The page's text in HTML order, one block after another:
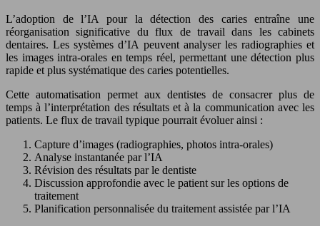
L’adoption de l’IA pour la détection des caries entraîne une
réorganisation significative du flux de travail dans les cabinets
dentaires. Les systèmes d’IA peuvent analyser les radiographies et
les images intra-orales en temps réel, permettant une détection plus
rapide et plus systématique des caries potentielles.
Cette automatisation permet aux dentistes de consacrer plus de
temps à l’interprétation des résultats et à la communication avec les
patients. Le flux de travail typique pourrait évoluer ainsi :
Capture d’images (radiographies, photos intra-orales)
Analyse instantanée par l’IA
Révision des résultats par le dentiste
Discussion approfondie avec le patient sur les options de
traitement
Planification personnalisée du traitement assistée par l’IA